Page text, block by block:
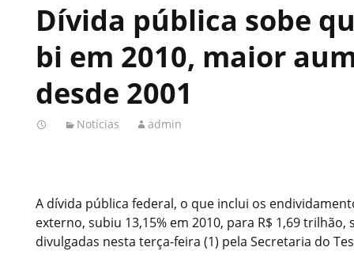
Dívida pública sobe
bi em 2010, maior
desde 2001
Notícias admin
A dívida pública federal, o que inclui os
externo, subiu 13,15% em 2010, para R$ 1,69
divulgadas nesta terça-feira (1) pela Secretaria do